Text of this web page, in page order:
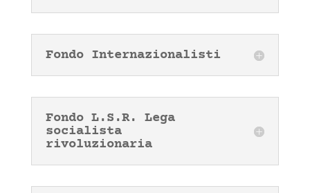
Fondo Internazionalisti
Fondo L.S.R. Lega
socialista
rivoluzionaria